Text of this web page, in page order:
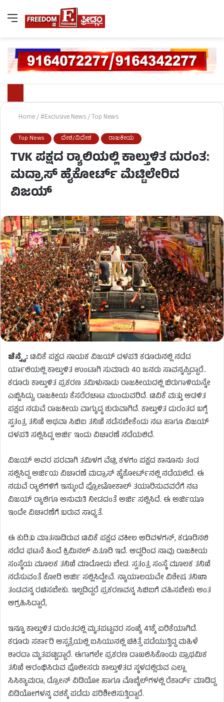
Home/#Exclusive News/Top News
Top News ದೇಶ/ವಿದೇಶ ರಾಜಕೀಯ
TVK ಪಕ್ಷದ ರ‍್ಯಾಲಿಯಲ್ಲಿ ಕಾಲ್ತುಳಿತ ದುರಂತ:
ಮದ್ರಾಸ್​​​ ಹೈಕೋರ್ಟ್​​​​​​ ಮೆಟ್ಟಿಲೇರಿದ
ವಿಜಯ್​​
ಚೆನ್ನೈ:ಟಿವಿಕೆ ಪಕ್ಷದ ನಾಯಕ ವಿಜಯ್​ ದಳಪತಿ ಕರೂರುನಲ್ಲಿ ನಡೆದ
ರ್ಯಾಲಿಯಲ್ಲಿ ಕಾಲ್ತುಳಿತ ಉಂಟಾಗಿ ಸುಮಾರು 40 ಜನರು ಸಾವನ್ನಪ್ಪಿದ್ದಾರೆ..
ಕರೂರು ಕಾಲ್ತುಳಿತ ಪ್ರಕರಣ ತಮಿಳುನಾಡು ರಾಜಕೀಯದಲ್ಲಿ ಬಿರುಗಾಳಿಯನ್ನೇ
ಎಬ್ಬಿಸಿದ್ದು, ರಾಜಕೀಯ ಕೆಸರೆರಚಾಟ ಮುಂದುವರಿದೆ. ಟಿವಿಕೆ ಮತ್ತು ಆಡಳಿತ
ಪಕ್ಷದ ನಡುವೆ ರಾಜಕೀಯ ವಾಗ್ಯುದ್ಧ ಶುರುವಾಗಿದೆ. ಕಾಲ್ತುಳಿತ ದುರಂತದ ಬಗ್ಗೆ
ಸ್ವತಂತ್ರ ತನಿಖೆ ಅಥವಾ ಸಿಬಿಐ ತನಿಖೆ ನಡೆಸಬೇಕೆಂದು ನಟ ಹಾಗೂ ವಿಜಯ್‌
ದಳಪತಿ ಸಲ್ಲಿಸಿದ್ದ ಅರ್ಜಿ ಇಂದು ವಿಚಾರಣೆ ನಡೆಯಲಿದೆ.
ವಿಜಯ್ ಅವರ ಪರವಾಗಿ ತಮಿಳಗ ವೆಟ್ರಿ ಕಳಗಂ ಪಕ್ಷದ ಕಾನೂನು ತಂಡ
ಸಲ್ಲಿಸಿದ್ದ ಅರ್ಜಿಯ ವಿಚಾರಣೆ ಮದ್ರಾಸ್‌ ಹೈಕೋರ್ಟ್‌ನಲ್ಲಿ ನಡೆಯಲಿದೆ. ಈ
ನಡುವೆ ರ‍್ಯಾಲಿಗಳಿಗೆ ಇನ್ಮುಂದೆ ಪ್ರೋಟೋಕಾಲ್‌ ತಯಾರಿಸುವವರೆಗೆ ನಟ
ವಿಜಯ್‌ ರ‍್ಯಾಲಿಗೂ ಅನುಮತಿ ನೀಡದಂತೆ ಅರ್ಜಿ ಸಲ್ಲಿಸಿದೆ. ಈ ಅರ್ಜಿಯೂ
ಇಂದೇ ವಿಚಾರಣೆಗೆ ಬರುವ ಸಾಧ್ಯತೆ.
ಈ ಕುರಿತು ಮಾತನಾಡಿರುವ ಟಿವಿಕೆ ಪಕ್ಷದ ವಕೀಲ ಅರಿವಳಗನ್‌, ಕರೂರಿನಲಿ
ನಡೆದ ಘಟನೆ ಹಿಂದೆ ಕ್ರಿಮಿನಲ್‌ ಪಿತೂರಿ ಇದೆ. ಆದ್ದರಿಂದ ನಾವು ರಾಜಕೀಯ
ಸಂಸ್ಥೆಯ ಮೂಲಕ ತನಿಖೆ ಮಾಡೋದು ಬೇಡ. ಸ್ವತಂತ್ರ ಸಂಸ್ಥೆ ಮೂಲಕ ತನಿಖೆ
ನಡೆಸುವಂತೆ ಕೋರಿ ಅರ್ಜಿ ಸಲ್ಲಿಸಿದ್ದೇವೆ. ನ್ಯಾಯಾಲಯವೇ ವಿಶೇಷ ತನಿಖಾ
ತಂಡವನ್ನ ರಚಿಸಬೇಕು. ಇಲ್ಲದಿದ್ದರೆ ಪ್ರಕರಣವನ್ನ ಸಿಬಿಐಗೆ ವಹಿಸಬೇಕು ಅಂತ
ಆಗ್ರಹಿಸಿದ್ದಾರೆ,
ಇನ್ನೂ ಕಾಲ್ತುಳಿತ ದುರಂತದಲ್ಲಿ ಮೃತಪಟ್ಟವರ ಸಂಖ್ಯೆ 41ಕ್ಕೆ ಏರಿಕೆಯಾಗಿದೆ.
ಕರೂರು ಸರ್ಕಾರಿ ಆಸ್ಪತ್ರೆಯಲ್ಲಿ ಐಸಿಯುನಲ್ಲಿ ಚಿಕಿತ್ಸೆ ಪಡೆಯುತ್ತಿದ್ದ ಮಹಿಳೆ
ಶಾರದಾ ಮೃತಪಟ್ಟಿದ್ದಾರೆ. ಈಗಾಗಲೇ ಪ್ರಕರಣ ದಾಖಲಿಸಿಕೊಂಡು ಪ್ರಾಥಮಿಕ
ತನಿಖೆ ಆರಂಭಿಸಿರುವ ಪೊಲೀಸರು ಕಾಲ್ತುಳಿತದ ಸ್ಥಳದಲ್ಲಿರುವ ಎಲ್ಲಾ
ಸಿಸಿಕ್ಯಾಮರಾ, ಡ್ರೋನ್ ವಿಡಿಯೋ ಹಾಗೂ ಮೊಬೈಲ್‌ಗಳಲ್ಲಿ ರೆಕಾರ್ಡ್ ಮಾಡಿದ್ದ
ವಿಡಿಯೋಗಳನ್ನ ವಶಕ್ಕೆ ಪಡೆದು ಪರಿಶೀಲಿಸುತ್ತಿದ್ದಾರೆ.